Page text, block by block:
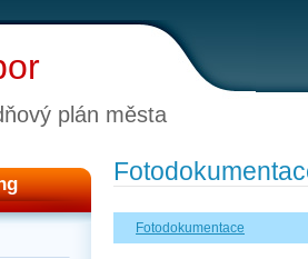
plán města
Fotodokumentace